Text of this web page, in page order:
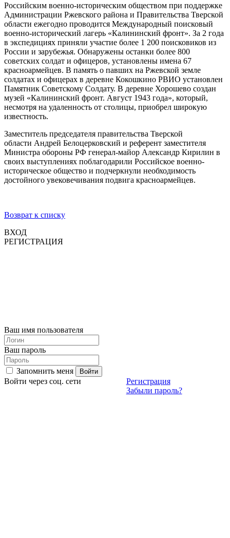
Российским военно-историческим обществом при поддержке
Администрации Ржевского района и Правительства Тверской
области ежегодно проводится Международный поисковый
военно-исторический лагерь «Калининский фронт». За 2 года
в экспедициях приняли участие более 1 200 поисковиков из
России и зарубежья. Обнаружены останки более 800
советских солдат и офицеров, установлены имена 67
красноармейцев. В память о павших на Ржевской земле
солдатах и офицерах в деревне Кокошкино РВИО установлен
Памятник Советскому Солдату. В деревне Хорошево создан
музей «Калининский фронт. Август 1943 года», который,
несмотря на удаленность от столицы, приобрел широкую
известность.
Заместитель председателя правительства Тверской
области Андрей Белоцерковский и референт заместителя
Министра обороны РФ генерал-майор Александр Кирилин в
своих выступлениях поблагодарили Российское военно-
историческое общество и подчеркнули необходимость
достойного увековечивания подвига красноармейцев.
Возврат к списку
ВХОД
РЕГИСТРАЦИЯ
Ваш имя пользователя
Ваш пароль
Запомнить меня
Регистрация
Забыли пароль?
Войти через соц. сети